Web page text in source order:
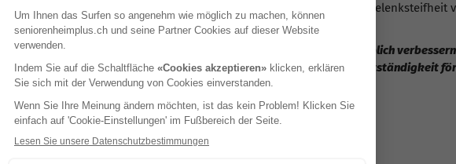
Raumtemperatur aufrecht, um zu verhindern, dass Kälte die Gelenksteifheit
beitragen.
der Umgebung für Menschen mit Arthrose ihr tägliches Leben erheblich
geschaffen werden, die die Mobilität, den Komfort und die Selbstständigkeit
für Menschen mit Arthrose
mit Arthrose anpassen?